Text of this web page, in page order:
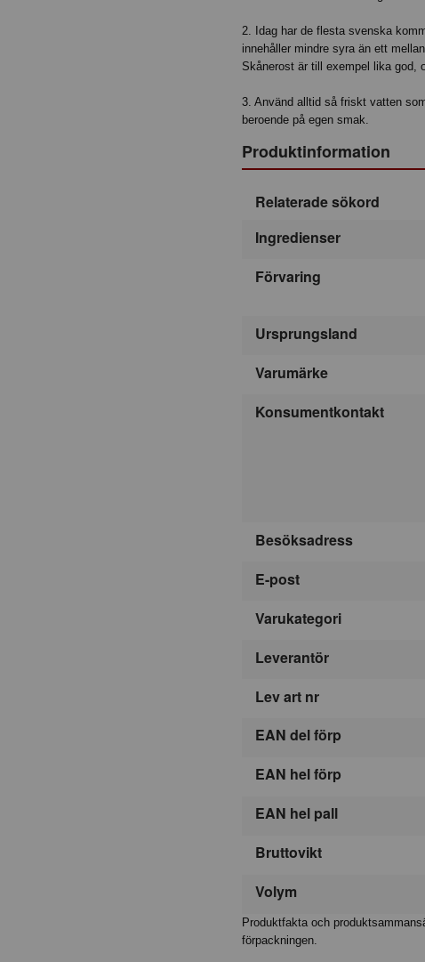
2. Idag har de flesta svenska
innehåller mindre syra än ett
Skånerost är till exempel lika god,
3. Använd alltid så friskt vatten
beroende på egen smak.
Produktinformation
Relaterade sökord
Ingredienser
Förvaring
Ursprungsland
Varumärke
Konsumentkontakt
Besöksadress
E-post
Varukategori
Leverantör
Lev art nr
EAN del förp
EAN hel förp
EAN hel pall
Bruttovikt
Volym
Produktfakta och
förpackningen.